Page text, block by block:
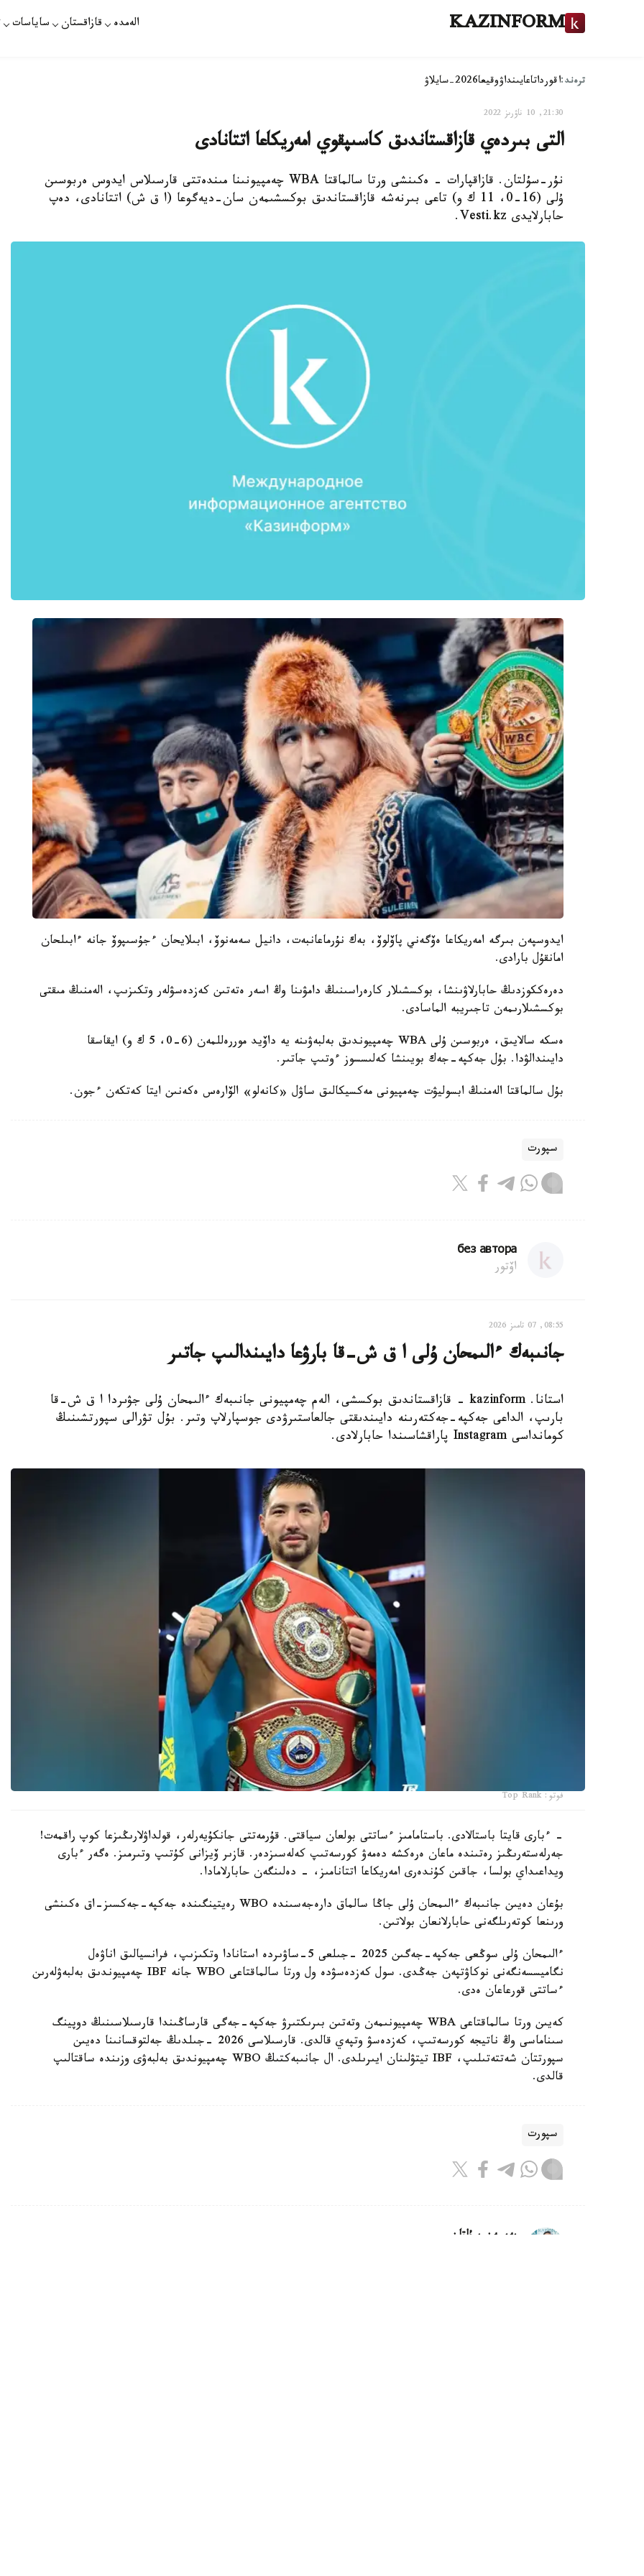
KAZINFORM الەمدە قازاقستان ساياسات
ترەند:اقورداتاعايىنداۋوقيعا2026-سايلاۋ
21:30, 10 ناۋرىز 2022
التى بىردەي قازاقستاندىق كاسىپقوي امەريكاعا اتتانادى
نۇر-سۇلتان. قازاقپارات - ەكىنشى ورتا سالماقتا WBA چەمپيونىنا مىندەتتى قارسىلاس ايدوس ەربوسىن
ۇلى (16-0، 11 ك و) تاعى بىرنەشە قازاقستاندىق بوكسشىمەن سان-ديەگوعا (ا ق ش) اتتانادى، دەپ
حابارلايدى Vesti.kz.
ايدوسپەن بىرگە امەريكاعا ەۆگەني پاۆلوۆ، بەك نۇرماعانبەت، دانيل سەمەنوۆ، ابىلايحان ءجۇسىپوۆ جانە ءابىلحان
امانقۇل بارادى.
دەرەككوزدىڭ حابارلاۋىنشا، بوكسشىلار كارەراسىنىڭ دامۋىنا وڭ اسەر ەتەتىن كەزدەسۋلەر وتكىزىپ، الەمنىڭ مىقتى
بوكسشىلارىمەن تاجىريبە الماسادى.
ەسكە سالايىق، ەربوسىن ۇلى WBA چەمپيوندىق بەلبەۋىنە يە داۆيد موررەللمەن (6-0، 5 ك و) ايقاسقا
دايىندالۋدا. بۇل جەكپە-جەك بويىنشا كەلىسسوز ءوتىپ جاتىر.
بۇل سالماقتا الەمنىڭ ابسوليۋت چەمپيونى مەكسيكالىق ساۋل «كانەلو» الۆارەس ەكەنىن ايتا كەتكەن ءجون.
سپورت
без автора
اۆتور
08:55, 07 تامىز 2026
جانىبەك ءالىمحان ۇلى ا ق ش-قا بارۋعا دايىندالىپ جاتىر
استانا. kazinform - قازاقستاندىق بوكسشى، الەم چەمپيونى جانىبەك ءالىمحان ۇلى جۋىردا ا ق ش-قا
بارىپ، الداعى جەكپە-جەكتەرىنە دايىندىقتى جالعاستىرۋدى جوسپارلاپ وتىر. بۇل تۋرالى سپورتشىنىڭ
كومانداسى Instagram پاراقشاسىندا حابارلادى.
فوتو: Top Rank
- ءبارى قايتا باستالادى. باستامامىز ءساتتى بولعان سياقتى. قۇرمەتتى جانكۇيەرلەر، قولداۋلارىڭىزعا كوپ راقمەت!
جەرلەستەرىڭىز رەتىندە ماعان ەرەكشە دەمەۋ كورسەتىپ كەلەسىزدەر. قازىر ۆيزانى كۇتىپ وتىرمىز. ەگەر ءبارى
ويداعىداي بولسا، جاقىن كۇندەرى امەريكاعا اتتانامىز، - دەلىنگەن حابارلامادا.
بۇعان دەيىن جانىبەك ءالىمحان ۇلى جاڭا سالماق دارەجەسىندە WBO رەيتينگىندە جەكپە-جەكسىز-اق ەكىنشى
ورىنعا كوتەرىلگەنى حابارلانعان بولاتىن.
ءالىمحان ۇلى سوڭعى جەكپە-جەگىن 2025 -جىلعى 5-ساۋىردە استانادا وتكىزىپ، فرانسيالىق اناۋەل
نگاميسسەنگەنى نوكاۋتپەن جەڭدى. سول كەزدەسۋدە ول ورتا سالماقتاعى WBO جانە IBF چەمپيوندىق بەلبەۋلەرىن
ءساتتى قورعاعان ەدى.
كەيىن ورتا سالماقتاعى WBA چەمپيونىمەن وتەتىن بىرىكتىرۋ جەكپە-جەگى قارساڭىندا قارسىلاسىنىڭ دوپينگ
سىناماسى وڭ ناتيجە كورسەتىپ، كەزدەسۋ وتپەي قالدى. قارسىلاسى 2026 -جىلدىڭ جەلتوقسانىنا دەيىن
سپورتتان شەتتەتىلىپ، IBF تيتۋلىنان ايىرىلدى. ال جانىبەكتىڭ WBO چەمپيوندىق بەلبەۋى وزىندە ساقتالىپ
قالدى.
سپورت
بەيسەن سۇلتان